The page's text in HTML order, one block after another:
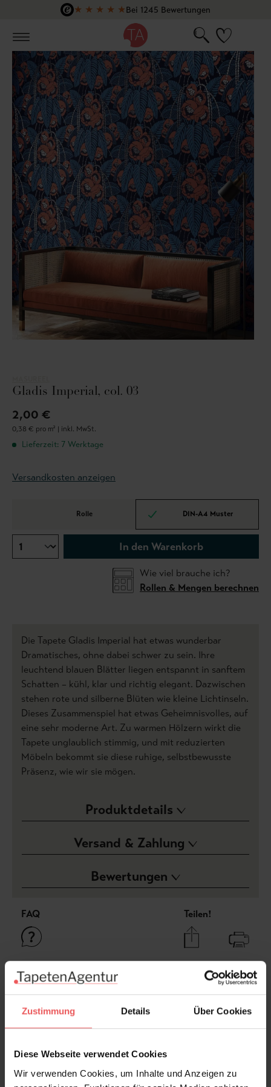
Zustimmung Details Über Cookies
Diese Webseite verwendet Cookies
Wir verwenden Cookies, um Inhalte und Anzeigen zu
Zum Hauptinhalt springen
★ ★ ★ ★ ★Bei 1245 Bewertungen
Gladis Imperial, col. 03
2,00 €
0,38 € pro m² | inkl. MwSt.
Lieferzeit: 7 Werktage
Versandkosten anzeigen
Rolle DIN-A4 Muster
In den Warenkorb
Wie viel brauche ich?
Rollen & Mengen berechnen
Die Tapete Gladis Imperial hat etwas wunderbar
Dramatisches, ohne dabei schwer zu sein. Ihre
leuchtend blauen Blätter liegen entspannt in sanftem
Schatten – kühl, klar und richtig elegant. Dazwischen
stehen rote und silberne Blüten wie kleine Lichtinseln.
Dieses Zusammenspiel hat etwas Geheimnisvolles, auf
eine sehr moderne Art. Zu warmen Hölzern wirkt die
Tapete unglaublich stimmig, und mit reduzierten
Möbeln bekommt sie diese ruhige, selbstbewusste
Präsenz, wie wir sie mögen.
Produktdetails
Versand & Zahlung
Bewertungen
FAQ Teilen!
Sie haben Fragen zum Produkt?